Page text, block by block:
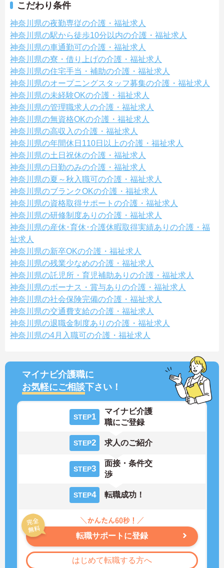
こだわり条件
神奈川県の夜勤専従の介護・福祉求人
神奈川県の駅から徒歩10分以内の介護・福祉求人
神奈川県の車通勤可の介護・福祉求人
神奈川県の寮・借り上げの介護・福祉求人
神奈川県の住宅手当・補助の介護・福祉求人
神奈川県のオープニングスタッフ募集の介護・福祉求人
神奈川県の未経験OKの介護・福祉求人
神奈川県の管理職求人の介護・福祉求人
神奈川県の無資格OKの介護・福祉求人
神奈川県の高収入の介護・福祉求人
神奈川県の年間休日110日以上の介護・福祉求人
神奈川県の土日祝休の介護・福祉求人
神奈川県の日勤のみの介護・福祉求人
神奈川県の夏～秋入職可の介護・福祉求人
神奈川県のブランクOKの介護・福祉求人
神奈川県の資格取得サポートの介護・福祉求人
神奈川県の研修制度ありの介護・福祉求人
神奈川県の産休･育休･介護休暇取得実績ありの介護・福
祉求人
神奈川県の新卒OKの介護・福祉求人
神奈川県の残業少なめの介護・福祉求人
神奈川県の託児所・育児補助ありの介護・福祉求人
神奈川県のボーナス・賞与ありの介護・福祉求人
神奈川県の社会保険完備の介護・福祉求人
神奈川県の交通費支給の介護・福祉求人
神奈川県の退職金制度ありの介護・福祉求人
神奈川県の4月入職可の介護・福祉求人
マイナビ介護職に
お気軽にご相談下さい！
STEP1
マイナビ介護
職にご登録
STEP2 求人のご紹介
STEP3
面接・条件交
渉
STEP4 転職成功！
転職サポートに登録
はじめて転職する方へ